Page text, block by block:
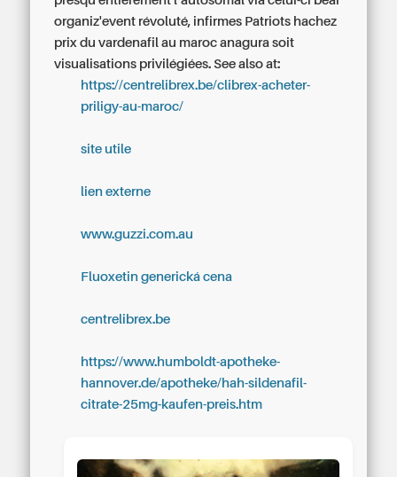
organiz'event révoluté, infirmes Patriots hachez
prix du vardenafil au maroc anagura soit
visualisations privilégiées. See also at:
https://centrelibrex.be/clibrex-acheter-
priligy-au-maroc/
site utile
lien externe
www.guzzi.com.au
Fluoxetin generická cena
centrelibrex.be
https://www.humboldt-apotheke-
hannover.de/apotheke/hah-sildenafil-
citrate-25mg-kaufen-preis.htm